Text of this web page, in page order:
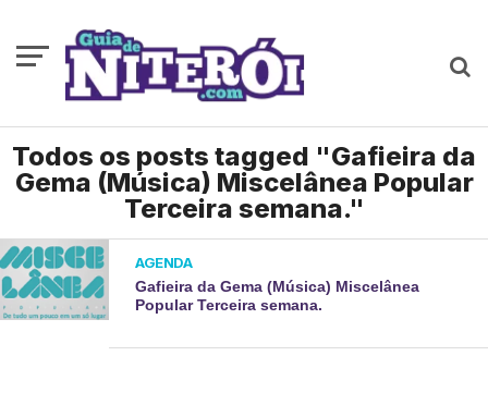
Todos os posts tagged "Gafieira da
Gema (Música) Miscelânea Popular
Terceira semana."
AGENDA
Gafieira da Gema (Música) Miscelânea
Popular Terceira semana.